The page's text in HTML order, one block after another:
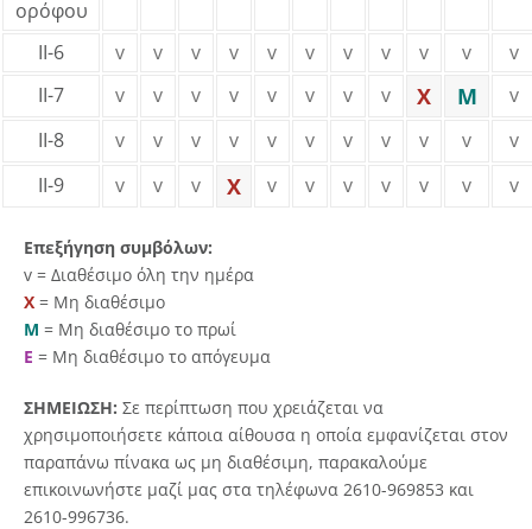
ορόφου
ΙΙ-6 v v v v v v v v v v
v
ΙΙ-7
v v v v v v v v X M
v
ΙΙ-8
v v v v v v v v v v
v
ΙΙ-9
v v v X v v v v v v v
Επεξήγηση συμβόλων:
v = Διαθέσιμο όλη την ημέρα
X = Μη διαθέσιμο
Μ = Μη διαθέσιμο το πρωί
E = Μη διαθέσιμο το απόγευμα
ΣΗΜΕΙΩΣΗ: Σε περίπτωση που χρειάζεται να
χρησιμοποιήσετε κάποια αίθουσα η οποία εμφανίζεται στον
παραπάνω πίνακα ως μη διαθέσιμη, παρακαλoύμε
επικοινωνήστε μαζί μας στα τηλέφωνα 2610-969853 και
2610-996736.